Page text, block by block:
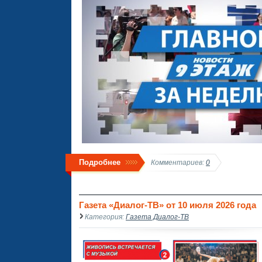
Подробнее Комментариев: 0
Газета «Диалог-ТВ» от 10 июля 2026 года
Категория: Газета Диалог-ТВ